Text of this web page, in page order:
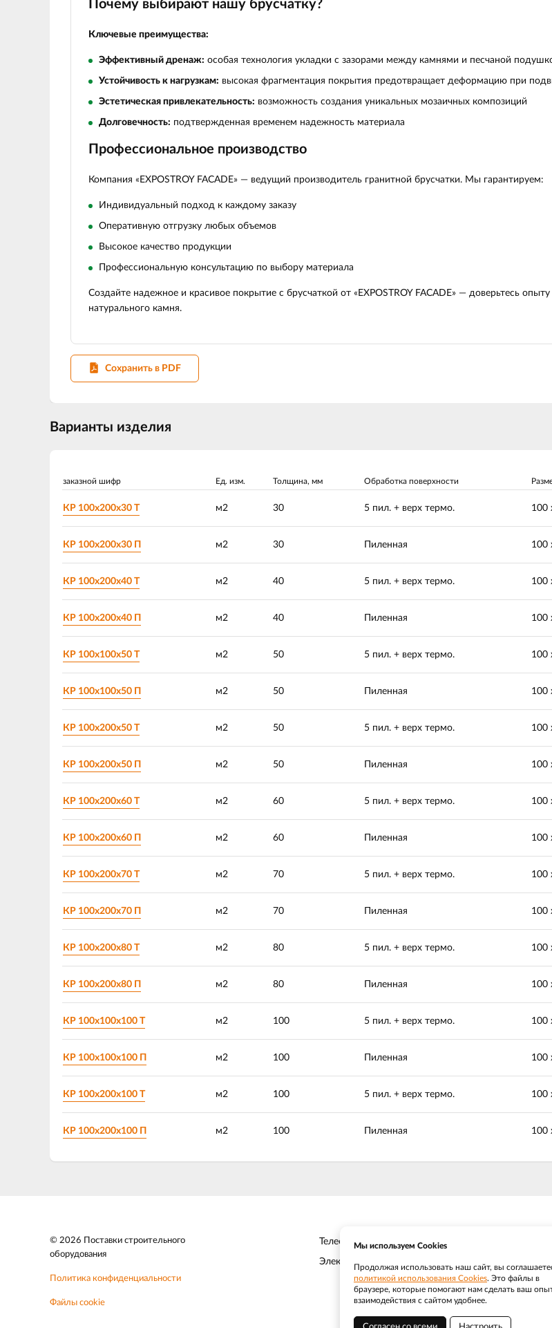
Почему выбирают нашу брусчатку?
Ключевые преимущества:
Эффективный дренаж: особая технология укладки с зазорами между камнями и песчаной
Устойчивость к нагрузкам: высокая фрагментация покрытия предотвращает деформацию при
Эстетическая привлекательность: возможность создания уникальных мозаичных композиций
Долговечность: подтвержденная временем надежность материала
Профессиональное производство
Компания «EXPOSTROY FACADE» — ведущий производитель гранитной брусчатки. Мы гарантируем:
Индивидуальный подход к каждому заказу
Оперативную отгрузку любых объемов
Высокое качество продукции
Профессиональную консультацию по выбору материала
Создайте надежное и красивое покрытие с брусчаткой от «EXPOSTROY FACADE» — доверьтесь
натурального камня.
Сохранить в PDF
Варианты изделия
заказной шифр Ед. изм. Толщина, мм Обработка поверхности
КР 100х200х30 Т м2 30 5 пил. + верх термо. 100
КР 100х200х30 П м2 30 Пиленная 100
КР 100х200х40 Т м2 40 5 пил. + верх термо. 100
КР 100х200х40 П м2 40 Пиленная 100
КР 100х100х50 Т м2 50 5 пил. + верх термо. 100
КР 100х100х50 П м2 50 Пиленная 100
КР 100х200х50 Т м2 50 5 пил. + верх термо. 100
КР 100х200х50 П м2 50 Пиленная 100
КР 100х200х60 Т м2 60 5 пил. + верх термо. 100
КР 100х200х60 П м2 60 Пиленная 100
КР 100х200х70 Т м2 70 5 пил. + верх термо. 100
КР 100х200х70 П м2 70 Пиленная 100
КР 100х200х80 Т м2 80 5 пил. + верх термо. 100
КР 100х200х80 П м2 80 Пиленная 100
КР 100х100х100 Т м2 100 5 пил. + верх термо. 100
КР 100х100х100 П м2 100 Пиленная 100
КР 100х200х100 Т м2 100 5 пил. + верх термо. 100
КР 100х200х100 П м2 100 Пиленная 100
© 2026 Поставки строительного
оборудования
Политика конфиденциальности
Файлы cookie
Телефон:8 (383) 202 1436
Электронная почта:
Мы используем Cookies
Продолжая использовать наш сайт, вы
политикой использования Cookies. Это файлы в
браузере, которые помогают нам сделать ваш
взаимодействия с сайтом удобнее.